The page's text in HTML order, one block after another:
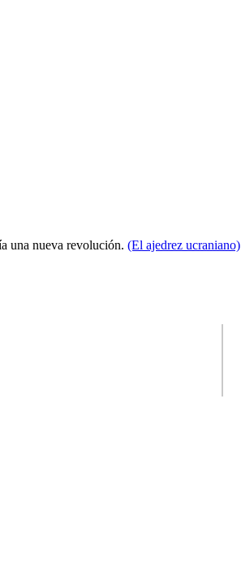
una nueva revolución. (El ajedrez ucraniano)